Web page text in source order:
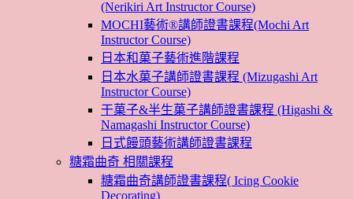
(Nerikiri Art Instructor Course)
MOCHI藝術®講師證書課程(Mochi Art
Instructor Course)
日本和菓子藝術進階課程
日本水菓子講師證書課程 (Mizugashi Art
Instructor Course)
干菓子&半生菓子講師證書課程 (Higashi &
Namagashi Instructor Course)
日式饅頭藝術講師證書課程
糖霜曲奇 相關課程
糖霜曲奇講師證書課程( Icing Cookie
Decorating)